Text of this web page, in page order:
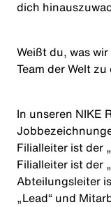
dich
Weißt du, was
Team der Welt
In unseren NIKE
Filialleiter ist der
Filialleiter ist der
Abteilungsleiter
„Lead“ und